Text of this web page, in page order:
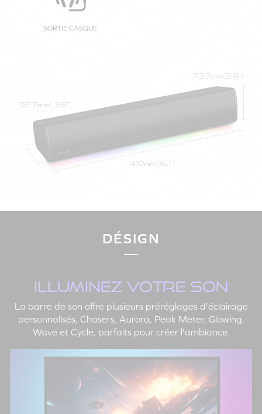
SORTIE CASQUE
DÉSIGN
ILLUMINEZ VOTRE SON
La barre de son offre plusieurs préréglages d'éclairage
personnalisés, Chasers, Aurora, Peak Meter, Glowing,
Wave et Cycle, parfaits pour créer l'ambiance.